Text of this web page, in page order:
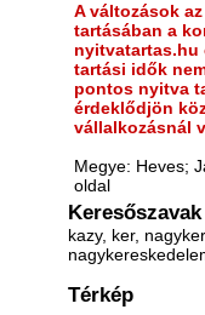
A változások
tartásában a
tartási idők
pontos nyitva
érdeklődjön
vállalkozásnál
Megye: Heves;
oldal
Keresőszavak
kazy, ker,
Térkép